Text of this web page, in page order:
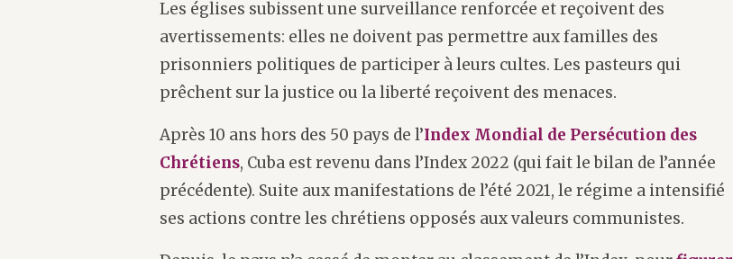
Les églises subissent une surveillance renforcée et reçoivent des
avertissements: elles ne doivent pas permettre aux familles des
prisonniers politiques de participer à leurs cultes. Les pasteurs qui
prêchent sur la justice ou la liberté reçoivent des menaces.
Après 10 ans hors des 50 pays de l’Index Mondial de Persécution des
Chrétiens, Cuba est revenu dans l’Index 2022 (qui fait le bilan de l’année
précédente). Suite aux manifestations de l’été 2021, le régime a intensifié
ses actions contre les chrétiens opposés aux valeurs communistes.